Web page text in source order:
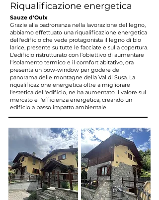
Riqualificazione energetica
Sauze d'Oulx
Grazie alla padronanza nella lavorazione del legno,
abbiamo effettuato una riqualificazione energetica
dell'edificio che vede protagonista il legno di bio
larice, presente su tutte le facciate e sulla copertura.
L'edificio ristrutturato con l'obiettivo di aumentare
l'isolamento termico e il comfort abitativo, ora
presenta un bow-window per godere del
panorama delle montagne della Val di Susa. La
riqualificazione energetica oltre a migliorare
l'estetica dell'edificio, ne ha aumentato il valore sul
mercato e l'efficienza energetica, creando un
edificio a basso impatto ambientale.